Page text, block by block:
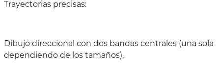
Trayectorias precisas:
Dibujo direccional con dos bandas centrales (una sola
dependiendo de los tamaños).